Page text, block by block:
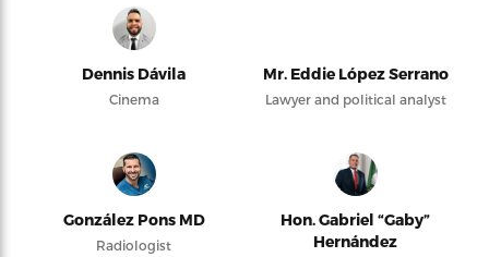
Dennis Dávila
Cinema
Mr. Eddie López Serrano
Lawyer and political analyst
González Pons MD
Radiologist
Hon. Gabriel “Gaby”
Hernández